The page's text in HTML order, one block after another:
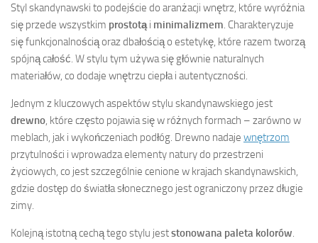
Styl skandynawski to podejście do aranżacji wnętrz, które wyróżnia
się przede wszystkim prostotąi minimalizmem. Charakteryzuje
się funkcjonalnością oraz dbałością o estetykę, które razem tworzą
spójną całość. W stylu tym używa się głównie naturalnych
materiałów, co dodaje wnętrzu ciepła i autentyczności.
Jednym z kluczowych aspektów stylu skandynawskiego jest
drewno, które często pojawia się w różnych formach – zarówno w
meblach, jak i wykończeniach podłóg. Drewno nadaje wnętrzom
przytulności i wprowadza elementy natury do przestrzeni
życiowych, co jest szczególnie cenione w krajach skandynawskich,
gdzie dostęp do światła słonecznego jest ograniczony przez długie
zimy.
Kolejną istotną cechą tego stylu jeststonowana paleta kolorów.